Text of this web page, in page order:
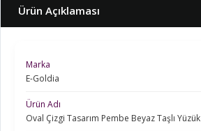
Ürün Açıklaması
Marka
E-Goldia
Ürün Adı
Oval Çizgi Tasarım Pembe Beyaz Taşlı Yüzük